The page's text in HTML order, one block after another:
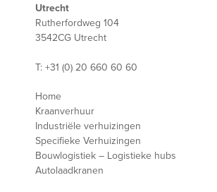
Utrecht
Rutherfordweg 104
3542CG Utrecht
T: +31 (0) 20 660 60 60
Home
Kraanverhuur
Industriële verhuizingen
Specifieke Verhuizingen
Bouwlogistiek – Logistieke hubs
Autolaadkranen